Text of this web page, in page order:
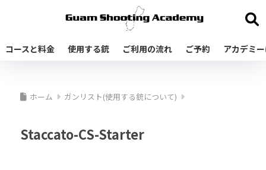
コースと料金 使用する銃 ご利用の流れ ご予約 アカデミ
ホーム ガンリスト(使用する銃について)
Staccato-CS-Starter